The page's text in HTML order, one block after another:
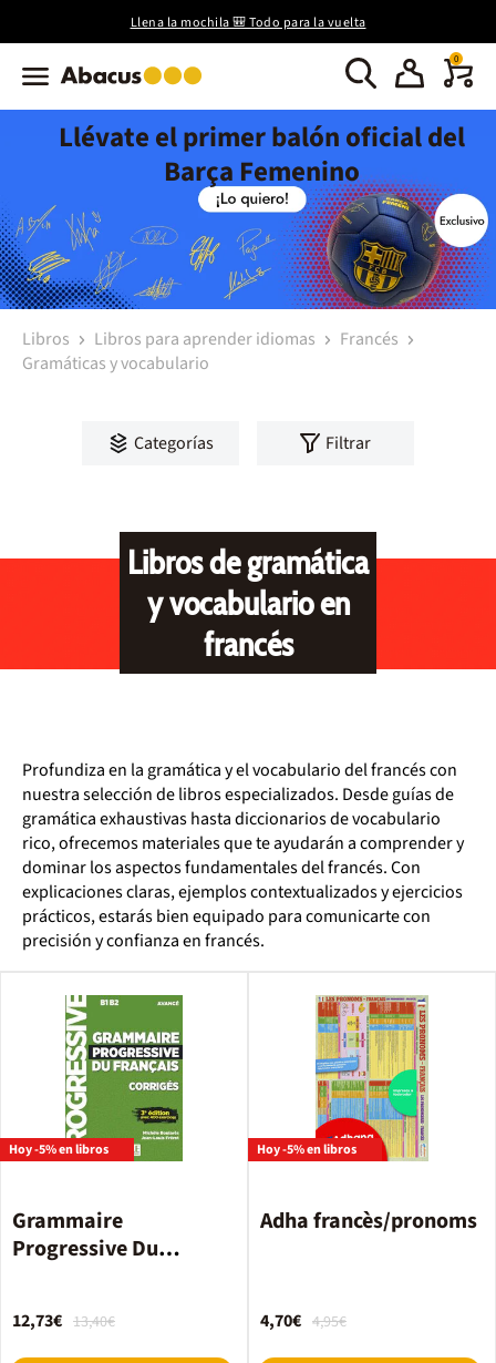
Llena la mochila 🎒 Todo para la vuelta
0
Llévate el primer balón oficial del
Barça Femenino
Libros Libros para aprender idiomas
Francés
Gramáticas y vocabulario
Categorías Filtrar
Libros de gramática
y vocabulario en
francés
Profundiza en la gramática y el vocabulario del francés con
nuestra selección de libros especializados. Desde guías de
gramática exhaustivas hasta diccionarios de vocabulario
rico, ofrecemos materiales que te ayudarán a comprender y
dominar los aspectos fundamentales del francés. Con
explicaciones claras, ejemplos contextualizados y ejercicios
prácticos, estarás bien equipado para comunicarte con
precisión y confianza en francés.
Hoy -5% en libros
Grammaire
Progressive Du
13,40€
12,73€
Hoy -5% en libros
Adha francès/pronoms
4,95€
4,70€